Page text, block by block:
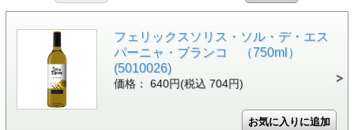
フェリックスソリス・ソル・デ・エス
パーニャ・ブランコ （750ml）
(5010026)
価格： 640円(税込 704円)